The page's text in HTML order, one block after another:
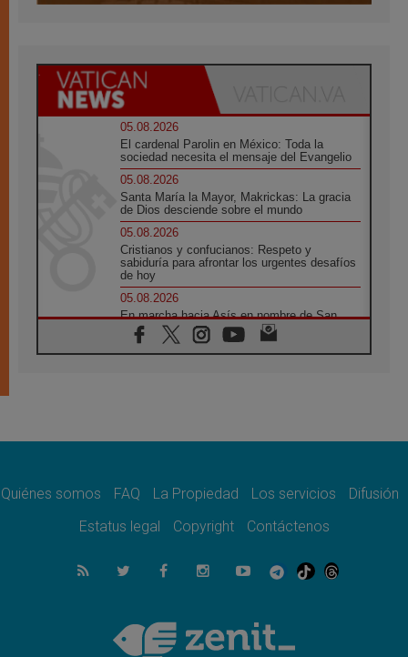
05.08.2026
El cardenal Parolin en México: Toda la
sociedad necesita el mensaje del Evangelio
05.08.2026
Santa María la Mayor, Makrickas: La gracia
de Dios desciende sobre el mundo
05.08.2026
Cristianos y confucianos: Respeto y
sabiduría para afrontar los urgentes desafíos
de hoy
05.08.2026
En marcha hacia Asís en nombre de San
Francisco, a la espera de León
05.08.2026
quienes bendicen la guerra
Ucrania: Ataque masivo en Kyiv durante la
05.08.2026
Colombo: "La visita del Papa a Argentina
05.08.2026
Iglesia en Uruguay: la visita del Papa
Quiénes somos FAQ La Propiedad Los servicios
Difusión
Estatus legal
Copyright Contáctenos